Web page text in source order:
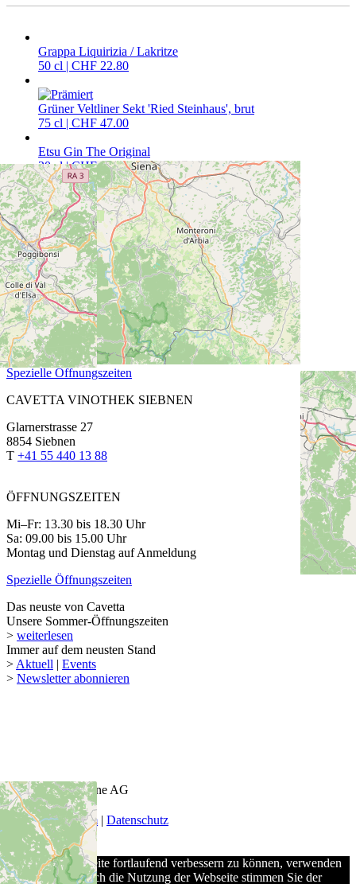
Grappa Liquirizia / Lakritze
50 cl | CHF 22.80
Grüner Veltliner Sekt 'Ried Steinhaus', brut
75 cl | CHF 47.00
Etsu Gin The Original
20 cl | CHF 19.50
CAVETTA VINOTHEK PFÄFFIKON
Churerstrasse 64
8808 Pfäffikon SZ
T+41 55 420 11 44
ÖFFNUNGSZEITEN
Fr: 13.30 bis 18.30 Uhr
Sa: 9.00 bis 15.00 Uhr
Montag bis Donnerstag auf Anmeldung
Spezielle Öffnungszeiten
CAVETTA VINOTHEK SIEBNEN
Glarnerstrasse 27
8854 Siebnen
T +41 55 440 13 88
ÖFFNUNGSZEITEN
Mi–Fr: 13.30 bis 18.30 Uhr
Sa: 09.00 bis 15.00 Uhr
Montag und Dienstag auf Anmeldung
Spezielle Öffnungszeiten
Das neuste von Cavetta
Unsere Sommer-Öffnungszeiten
> weiterlesen
Immer auf dem neusten Stand
> Aktuell | Events
> Newsletter abonnieren
© 2026 Keel-Weine AG
AGB|Impressum | Datenschutz
Um unsere Webseite fortlaufend verbessern zu können, verwenden
wir Cookies. Durch die Nutzung der Webseite stimmen Sie der